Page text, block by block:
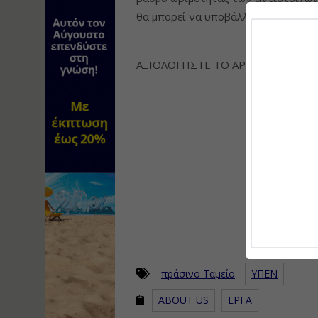
θα μπορεί να υποβάλλει πρόταση
ΑΞΙΟΛΟΓΗΣΤΕ ΤΟ ΑΡΘΡΟ
πράσινο Ταμείο
ΥΠΕΝ
ABOUT US
ΕΡΓΑ